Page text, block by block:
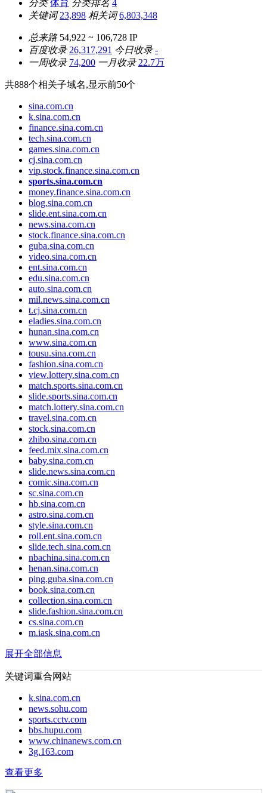
分类 体育 分类排名 4
关键词 23,898 相关词 6,803,348
总来路 54,922 ~ 106,728 IP
百度收录 26,317,291 今日收录 -
一周收录 74,200 一月收录 22.7万
共888个相关子域名,显示前50个
sina.com.cn
k.sina.com.cn
finance.sina.com.cn
tech.sina.com.cn
games.sina.com.cn
cj.sina.com.cn
vip.stock.finance.sina.com.cn
sports.sina.com.cn
money.finance.sina.com.cn
blog.sina.com.cn
slide.ent.sina.com.cn
news.sina.com.cn
stock.finance.sina.com.cn
guba.sina.com.cn
video.sina.com.cn
ent.sina.com.cn
edu.sina.com.cn
auto.sina.com.cn
mil.news.sina.com.cn
t.cj.sina.com.cn
eladies.sina.com.cn
hunan.sina.com.cn
www.sina.com.cn
tousu.sina.com.cn
fashion.sina.com.cn
view.lottery.sina.com.cn
match.sports.sina.com.cn
slide.sports.sina.com.cn
match.lottery.sina.com.cn
travel.sina.com.cn
stock.sina.com.cn
zhibo.sina.com.cn
feed.mix.sina.com.cn
baby.sina.com.cn
slide.news.sina.com.cn
comic.sina.com.cn
sc.sina.com.cn
hb.sina.com.cn
astro.sina.com.cn
style.sina.com.cn
roll.ent.sina.com.cn
slide.tech.sina.com.cn
nbachina.sina.com.cn
henan.sina.com.cn
ping.guba.sina.com.cn
book.sina.com.cn
collection.sina.com.cn
slide.fashion.sina.com.cn
cs.sina.com.cn
m.iask.sina.com.cn
展开全部信息
关键词重合网站
k.sina.com.cn
news.sohu.com
sports.cctv.com
bbs.hupu.com
www.chinanews.com.cn
3g.163.com
查看更多